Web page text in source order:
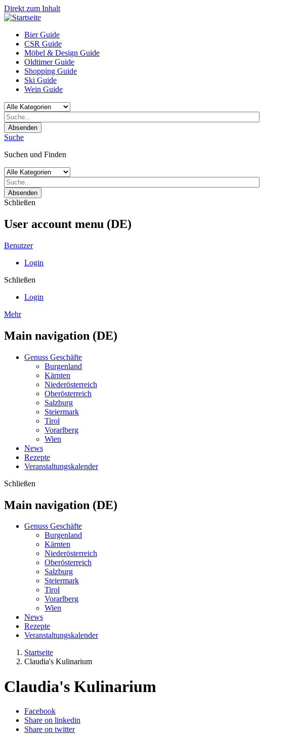
Direkt zum Inhalt
Bier Guide
CSR Guide
Möbel & Design Guide
Oldtimer Guide
Shopping Guide
Ski Guide
Wein Guide
Absenden
Suche
Suchen und Finden
Absenden
Schließen
User account menu (DE)
Benutzer
Login
Schließen
Login
Mehr
Main navigation (DE)
Genuss Geschäfte
Burgenland
Kärnten
Niederösterreich
Oberösterreich
Salzburg
Steiermark
Tirol
Vorarlberg
Wien
News
Rezepte
Veranstaltungskalender
Schließen
Main navigation (DE)
Genuss Geschäfte
Burgenland
Kärnten
Niederösterreich
Oberösterreich
Salzburg
Steiermark
Tirol
Vorarlberg
Wien
News
Rezepte
Veranstaltungskalender
Startseite
Claudia's Kulinarium
Claudia's Kulinarium
Facebook
Share on linkedin
Share on twitter